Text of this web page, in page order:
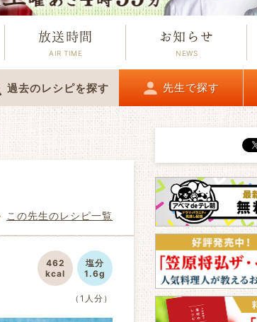
放送時間 お知らせ
過去のレシピを探す 先生で探す
この先生のレシピ一覧
462
kcal
塩分
1.6g
（1人分）